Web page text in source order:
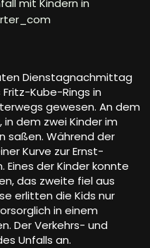
Dienstagnachmittag
Kube-Rings in
gewesen. An dem
dem zwei Kinder im
saßen. Während der
Kurve zur Ernst-
der Kinder konnte
das zweite fiel aus
erlitten die Kids nur
in einem
Der Verkehrs- und
Unfalls an.